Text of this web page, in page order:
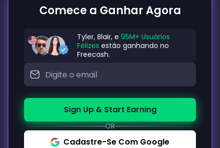
Comece a Ganhar Agora
Tyler, Blair, e 95M+ Usuários
Felizes estão ganhando no
Freecash.
Sign Up & Start Earning
OR
Cadastre-Se Com Google